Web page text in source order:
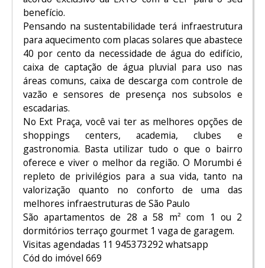
benefício.
Pensando na sustentabilidade terá infraestrutura
para aquecimento com placas solares que abastece
40 por cento da necessidade de água do edifício,
caixa de captação de água pluvial para uso nas
áreas comuns, caixa de descarga com controle de
vazão e sensores de presença nos subsolos e
escadarias.
No Ext Praça, você vai ter as melhores opções de
shoppings centers, academia, clubes e
gastronomia. Basta utilizar tudo o que o bairro
oferece e viver o melhor da região. O Morumbi é
repleto de privilégios para a sua vida, tanto na
valorização quanto no conforto de uma das
melhores infraestruturas de São Paulo
São apartamentos de 28 a 58 m² com 1 ou 2
dormitórios terraço gourmet 1 vaga de garagem.
Visitas agendadas 11 945373292 whatsapp
Cód do imóvel 669